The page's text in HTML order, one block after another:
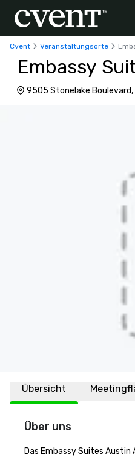
Cvent Veranstaltungsorte
Embassy
9505 Stonelake Boulevard,
Übersicht
Über uns
Das Embassy Suites